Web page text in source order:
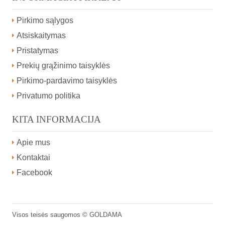
Pirkimo sąlygos
Atsiskaitymas
Pristatymas
Prekių grąžinimo taisyklės
Pirkimo-pardavimo taisyklės
Privatumo politika
KITA INFORMACIJA
Apie mus
Kontaktai
Facebook
Visos teisės saugomos © GOLDAMA